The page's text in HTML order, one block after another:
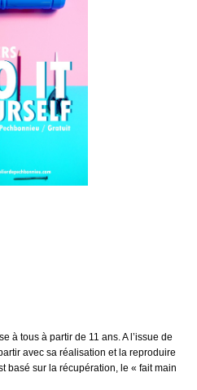
à tous à partir de 11 ans. A l’issue de
avec sa réalisation et la reproduire
basé sur la récupération, le « fait main